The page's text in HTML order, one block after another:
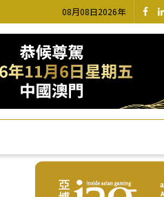
08月08日2026年